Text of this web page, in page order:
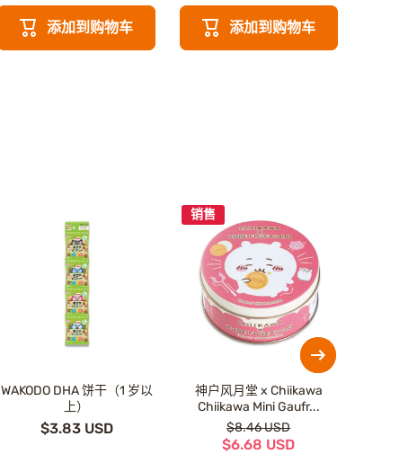
添加到购物车 添加到购物车
WAKODO DHA 饼干（1 岁以
上）
$3.83 USD
销售
神户风月堂 x Chiikawa
Chiikawa Mini Gaufr...
$8.46 USD
$6.68 USD